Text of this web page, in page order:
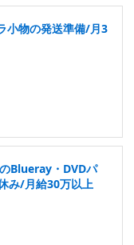
小物の発送準備/月3
Blueray・DVDパ
み/月給30万以上